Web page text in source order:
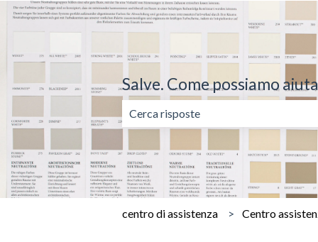
Salve. Come possiamo
Non sono presenti suggerimenti
centro di assistenza Centro